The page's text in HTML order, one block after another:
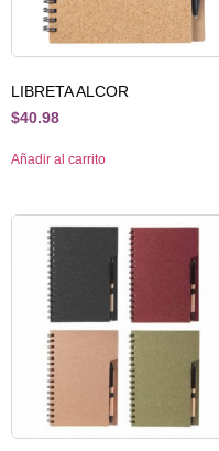
LIBRETA ALCOR
$40.98
Añadir al carrito